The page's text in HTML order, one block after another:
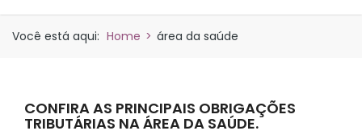
Você está aqui: Home > área da saúde
CONFIRA AS PRINCIPAIS OBRIGAÇÕES
TRIBUTÁRIAS NA ÁREA DA SAÚDE.